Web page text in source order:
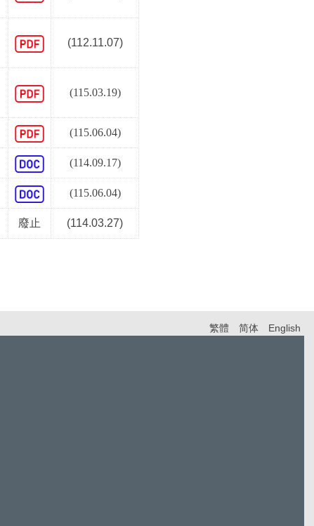
(112.11.07)
(115.03.19)
(115.06.04)
(114.09.17)
(115.06.04)
廢止 (114.03.27)
繁體 简体 English